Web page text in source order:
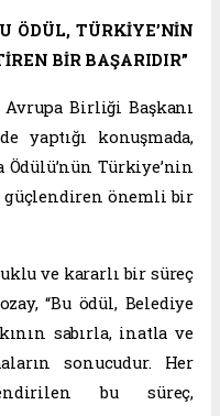
ÖDÜL, TÜRKİYE’NİN
BİR BAŞARIDIR”
Avrupa Birliği Başkanı
yaptığı konuşmada,
Ödülü’nün Türkiye’nin
önemli bir
ve kararlı bir süreç
“Bu ödül, Belediye
sabırla, inatla ve
sonucudur. Her
bu süreç,